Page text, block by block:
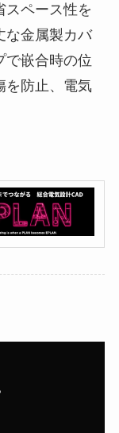
スペース性を
な金属製カバ
で嵌合時の位
を防止、電気